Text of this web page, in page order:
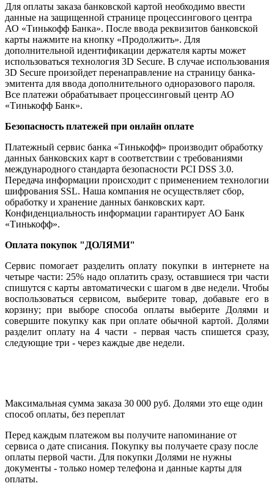
Для оплаты заказа банковской картой необходимо ввести
данные на защищенной странице процессингового центра
АО «Тинькофф Банка». После ввода реквизитов банковской
карты нажмите на кнопку «Продолжить». Для
дополнительной идентификации держателя карты может
использоваться технология 3D Secure. В случае использования
3D Secure произойдет перенаправление на страницу банка-
эмитента для ввода дополнительного одноразового пароля.
Все платежи обрабатывает процессинговый центр АО
«Тинькофф Банк».
Безопасность платежей при онлайн оплате
Платежный сервис банка «Тинькофф» производит обработку
данных банковских карт в соответствии с требованиями
международного стандарта безопасности PCI DSS 3.0.
Передача информации происходит с применением технологии
шифрования SSL. Наша компания не осуществляет сбор,
обработку и хранение данных банковских карт.
Конфиденциальность информации гарантирует АО Банк
«Тинькофф».
Оплата покупок "ДОЛЯМИ"
Сервис помогает разделить оплату покупки в интернете на
четыре части: 25% надо оплатить сразу, оставшиеся три части
спишутся с карты автоматически с шагом в две недели. Чтобы
воспользоваться сервисом, выберите товар, добавьте его в
корзину; при выборе способа оплаты выберите Долями и
совершите покупку как при оплате обычной картой. Долями
разделит оплату на 4 части - первая часть спишется сразу,
следующие три - через каждые две недели.
Максимальная сумма заказа 30 000 руб. Долями это еще один
способ оплаты, без переплат
Перед каждым платежом вы получите напоминание от
сервиса о дате списания. Покупку вы получаете сразу после
оплаты первой части. Для покупки Долями не нужны
документы - только номер телефона и данные карты для
оплаты.